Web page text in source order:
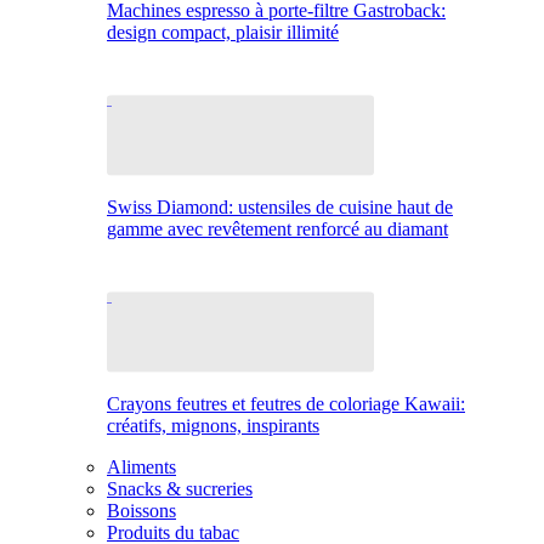
Machines espresso à porte-filtre Gastroback:
design compact, plaisir illimité
Swiss Diamond: ustensiles de cuisine haut de
gamme avec revêtement renforcé au diamant
Crayons feutres et feutres de coloriage Kawaii:
créatifs, mignons, inspirants
Aliments
Snacks & sucreries
Boissons
Produits du tabac